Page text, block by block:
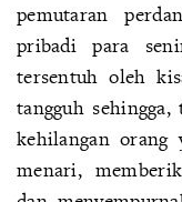
pemutaran
pribadi para
tersentuh oleh
tangguh
kehilangan orang
menari,